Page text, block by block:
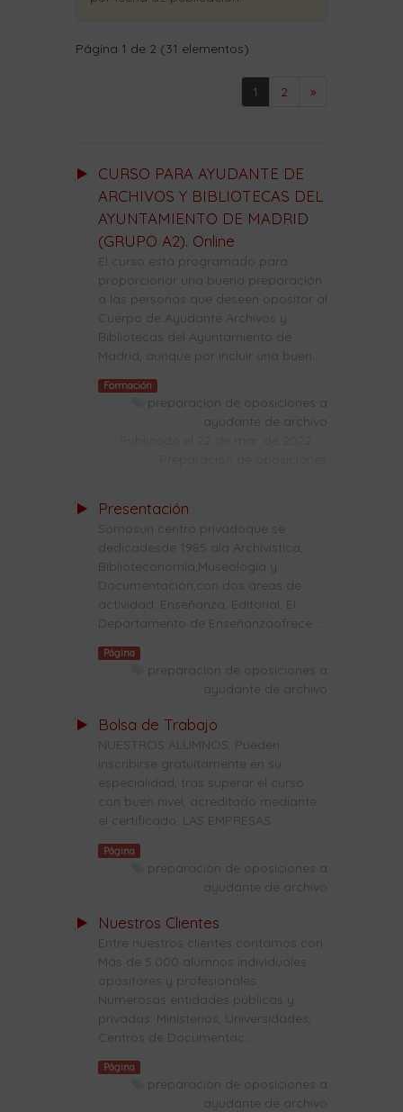
Página 1 de 2 (31 elementos)
1 2 »
CURSO PARA AYUDANTE DE
ARCHIVOS Y BIBLIOTECAS DEL
AYUNTAMIENTO DE MADRID
(GRUPO A2). Online
El curso está programado para
proporcionar una buena preparación
a las personas que deseen opositar al
Cuerpo de Ayudante Archivos y
Bibliotecas del Ayuntamiento de
Madrid, aunque por incluir una buen...
Formación
preparacion de oposiciones a
ayudante de archivo
Presentación
Somosun centro privadoque se
dedicadesde 1985 ala Archivística,
Biblioteconomía,Museología y
Documentación,con dos áreas de
actividad: Enseñanza, Editorial. El
Departamento de Enseñanzaofrece ...
Página
preparacion de oposiciones a
ayudante de archivo
Bolsa de Trabajo
NUESTROS ALUMNOS: Pueden
inscribirse gratuitamente en su
especialidad, tras superar el curso
con buen nivel, acreditado mediante
el certificado. LAS EMPRESAS ...
Página
preparacion de oposiciones a
ayudante de archivo
Nuestros Clientes
Entre nuestros clientes contamos con:
Más de 5.000 alumnos individuales:
opositores y profesionales.
Numerosas entidades públicas y
privadas: Ministerios, Universidades,
Centros de Documentac...
Página
preparacion de oposiciones a
ayudante de archivo